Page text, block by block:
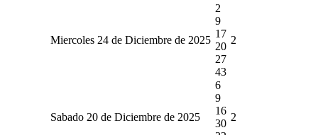
Miercoles 24 de Diciembre de 2025
2
9
17
20
27
43
2
Sabado 20 de Diciembre de 2025
6
9
16
30
2